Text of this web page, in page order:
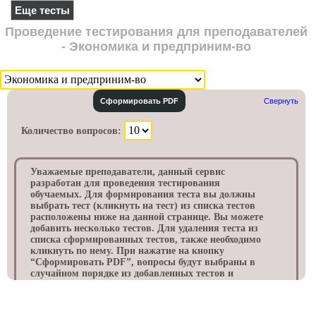
Еще тесты
Проведение тестирования для преподавателей
- Экономика и предприним-во
Сформировать PDF Свернуть
Количество вопросов:
Уважаемые преподаватели, данный сервис
разработан для проведения тестирования
обучаемых. Для формирования теста вы должны
выбрать тест (кликнуть на тест) из списка тестов
расположены ниже на данной странице. Вы можете
добавить несколько тестов. Для удаления теста из
списка сформированных тестов, также необходимо
кликнуть по нему. При нажатие на кнопку
“Cформировать PDF”, вопросы будут выбраны в
случайном порядке из добавленных тестов и